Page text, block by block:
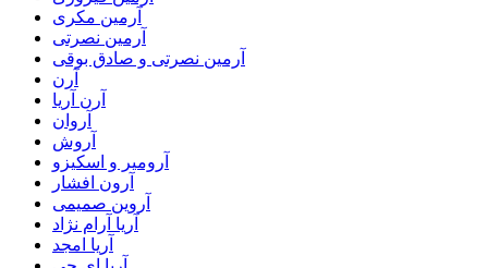
آرمین مکری
آرمین نصرتی
آرمین نصرتی و صادق بوقی
آرن
آرن آریا
آروان
آروش
آرومیر و اسکیزو
آرون افشار
آروین صمیمی
آریا آرام نژاد
آریا امجد